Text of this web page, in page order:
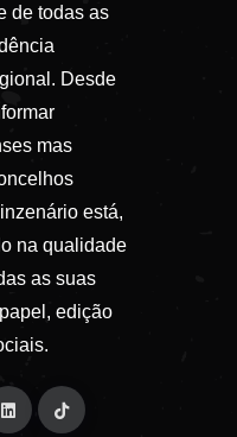
de todas as
Desde
mas
está,
na qualidade
as suas
edição